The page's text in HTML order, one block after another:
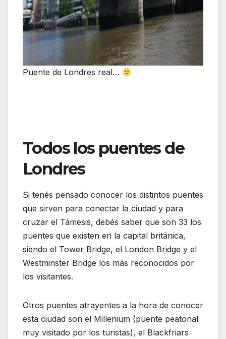
Puente de Londres real…
Todos los puentes de
Londres
Si tenés pensado conocer los distintos puentes
que sirven para conectar la ciudad y para
cruzar el Támesis, debés saber que son 33 los
puentes que existen en la capital británica,
siendo el Tower Bridge, el London Bridge y el
Westminster Bridge los más reconocidos por
los visitantes.
Otros puentes atrayentes a la hora de conocer
esta ciudad son el Millenium (puente peatonal
muy visitado por los turistas), el Blackfriars